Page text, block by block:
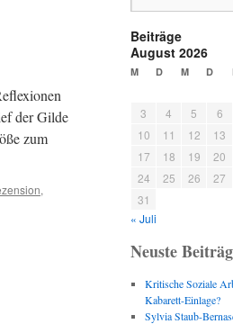
der Gilde
zum
,
Beiträge
August 2026
M D M D
3
4 5 6
10
11 12 13
17
18 19 20
24
25 26 27
31
« Juli
Neuste
Kritische Soziale
Kabarett-Einlage?
Sylvia Staub-